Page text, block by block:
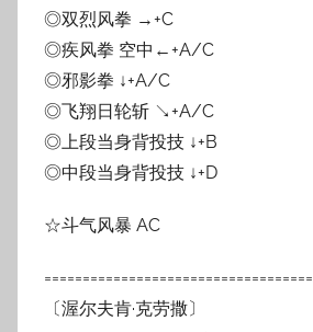
◎双烈风拳 →+C
◎疾风拳 空中←+A/C
◎邪影拳 ↓+A/C
◎飞翔日轮斩 ↘+A/C
◎上段当身背投技 ↓+B
◎中段当身背投技 ↓+D
☆斗气风暴 AC
〔渥尔夫肯·克劳撒〕